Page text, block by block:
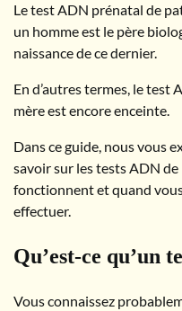
Le test ADN prénatal de
un homme est le père
naissance de ce dernier.
En d’autres termes, le test
mère est encore enceinte.
Dans ce guide, nous vous
savoir sur les tests ADN
fonctionnent et quand
effectuer.
Qu’est-ce qu’un
Vous connaissez